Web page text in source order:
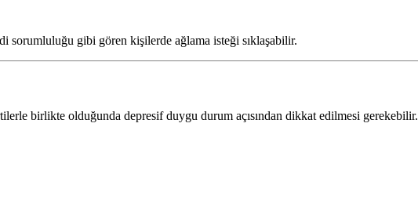
sorumluluğu gibi gören kişilerde ağlama isteği sıklaşabilir.
birlikte olduğunda depresif duygu durum açısından dikkat edilmesi gerekebilir.